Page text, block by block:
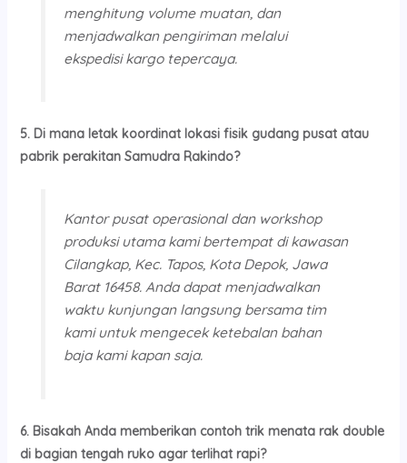
menghitung volume muatan, dan
menjadwalkan pengiriman melalui
ekspedisi kargo tepercaya.
5. Di mana letak koordinat lokasi fisik gudang pusat atau
pabrik perakitan Samudra Rakindo?
Kantor pusat operasional dan workshop
produksi utama kami bertempat di kawasan
Cilangkap, Kec. Tapos, Kota Depok, Jawa
Barat 16458. Anda dapat menjadwalkan
waktu kunjungan langsung bersama tim
kami untuk mengecek ketebalan bahan
baja kami kapan saja.
6. Bisakah Anda memberikan contoh trik menata rak double
di bagian tengah ruko agar terlihat rapi?